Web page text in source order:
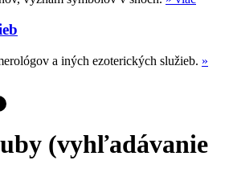
a iných ezoterických služieb. »
(vyhľadávanie